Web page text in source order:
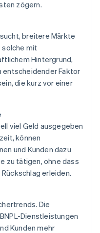
zögern.
breitere Märkte
solche mit
Hintergrund,
entscheidender Faktor
die kurz vor einer
viel Geld ausgegeben
können
und Kunden dazu
zu tätigen, ohne dass
erleiden.
Die
Dienstleistungen
Kunden mehr